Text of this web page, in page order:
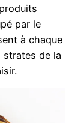
par le
à chaque
strates de la